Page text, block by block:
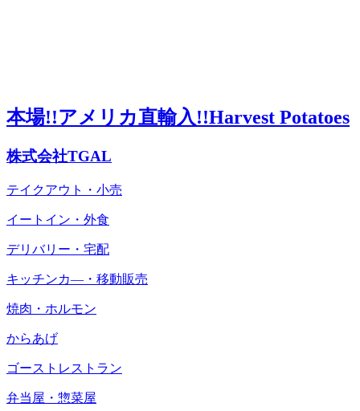
本場!!アメリカ直輸入!!Harvest Potatoes
株式会社TGAL
テイクアウト・小売
イートイン・外食
デリバリー・宅配
キッチンカ―・移動販売
焼肉・ホルモン
からあげ
ゴーストレストラン
弁当屋・惣菜屋